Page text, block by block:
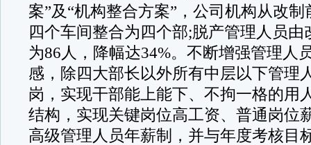
案”及“机构整合方案”，公司机构从改
四个车间整合为四个部;脱产管理人员由
为86人，降幅达34%。不断增强管理人
感，除四大部长以外所有中层以下管理
岗，实现干部能上能下、不拘一格的用
结构，实现关键岗位高工资、普通岗位
高级管理人员年薪制，并与年度考核目